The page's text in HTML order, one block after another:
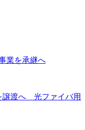
業を承継へ
譲渡へ 光ファイバ用